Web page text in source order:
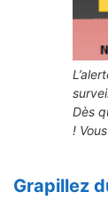
Dès
!
Grapillez